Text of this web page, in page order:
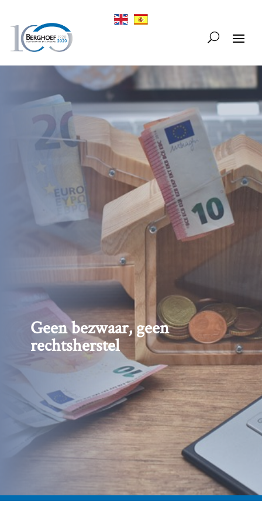
Geen bezwaar, geen
rechtsherstel